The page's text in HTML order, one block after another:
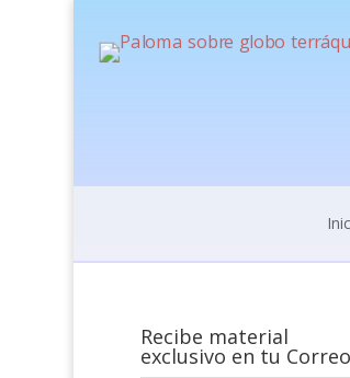
Recibe material
exclusivo en tu